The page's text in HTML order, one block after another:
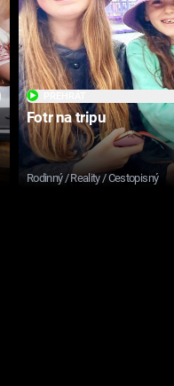
Fotr na tripu
Rodinný / Reality / Cestopisný